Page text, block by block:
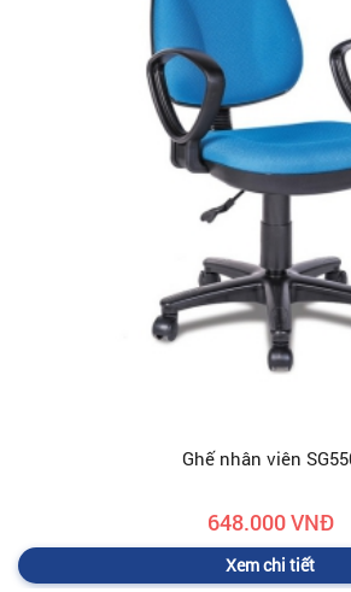
Ghế nhân viên
648.000 VNĐ
Xem chi tiết